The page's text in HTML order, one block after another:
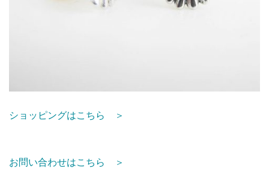
ショッピングはこちら ＞
お問い合わせはこちら ＞